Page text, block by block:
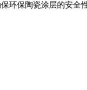
环保陶瓷涂层的安全